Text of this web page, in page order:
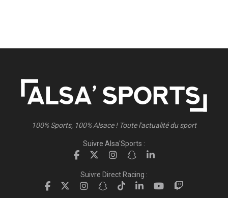
100% Sports, 100% Alsace ! Toute l'actualité du sport
Suivre Alsa'Sports :
Suivre Direct Racing :